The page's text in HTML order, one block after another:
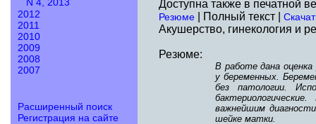
2012
2011
2010
2009
2008
2007
Расширенный поиск
Регистрация на сайте
Доступна также в печатной
Резюме | Полный текст |
Акушерство, гинекология и
Резюме:
В работе дана
у беременных.
без патологии.
важнейшим
шейке матки.